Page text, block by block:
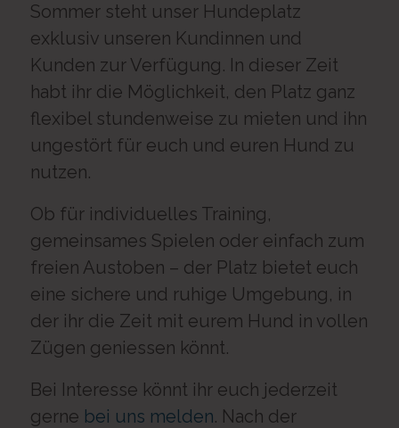
Sommer steht unser Hundeplatz
exklusiv unseren Kundinnen und
Kunden zur Verfügung. In dieser Zeit
habt ihr die Möglichkeit, den Platz ganz
flexibel stundenweise zu mieten und ihn
ungestört für euch und euren Hund zu
nutzen.
Ob für individuelles Training,
gemeinsames Spielen oder einfach zum
freien Austoben – der Platz bietet euch
eine sichere und ruhige Umgebung, in
der ihr die Zeit mit eurem Hund in vollen
Zügen geniessen könnt.
Bei Interesse könnt ihr euch jederzeit
gerne bei uns melden. Nach der